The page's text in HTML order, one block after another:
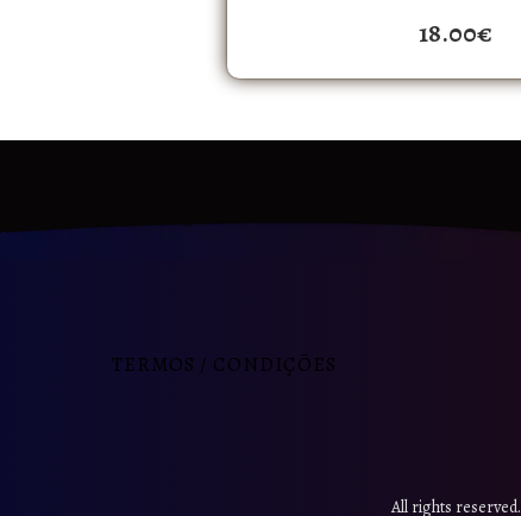
18.00€
TERMOS / CONDIÇÕES
All rights reserved.